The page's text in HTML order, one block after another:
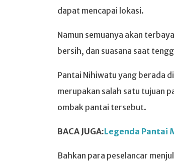
dapat mencapai lokasi.
Namun semuanya akan
bersih, dan suasana saat
Pantai Nihiwatu yang berada
merupakan salah satu tujuan
ombak pantai tersebut.
BACA JUGA:Legenda Pantai
Bahkan para peselancar